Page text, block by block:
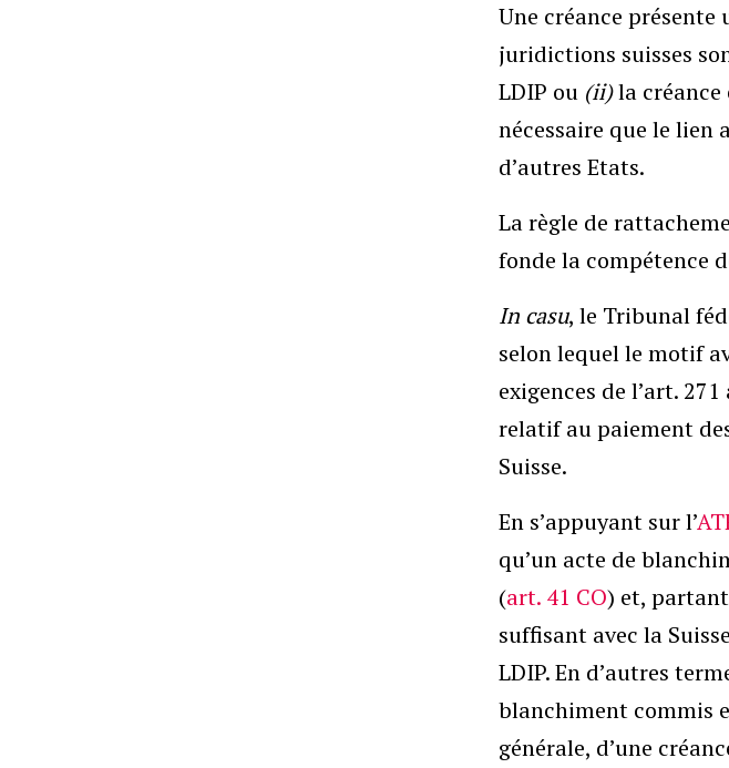
Une créance
juridictions suisses
LDIP ou (ii)la créance
nécessaire que le lien
d’autres Etats.
La règle de
fonde la compétence
In casu, le Tribunal
selon lequel le motif
exigences de l’art.
relatif au paiement
Suisse.
En s’appuyant sur l’
qu’un acte de
(art. 41 CO) et,
suffisant avec la
LDIP. En d’autres
blanchiment commis
générale, d’une